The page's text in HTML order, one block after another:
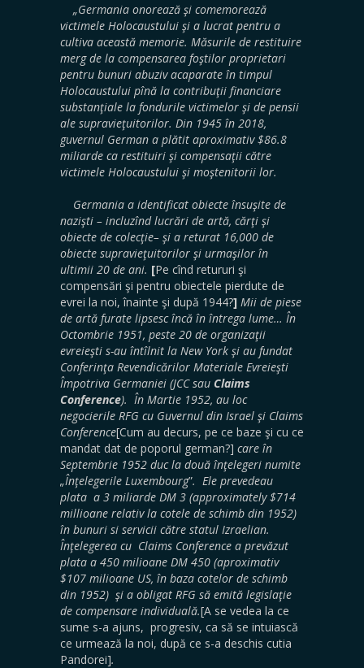
„Germania onorează şi comemorează
victimele Holocaustului şi a lucrat pentru a
cultiva această memorie. Măsurile de restituire
merg de la compensarea foştilor proprietari
pentru bunuri abuziv acaparate în timpul
Holocaustului pînă la contribuţii financiare
substanţiale la fondurile victimelor şi de pensii
ale supravieţuitorilor. Din 1945 în 2018,
guvernul German a plătit aproximativ $86.8
miliarde ca restituiri şi compensaţii către
victimele Holocaustului şi moştenitorii lor.
Germania a identificat obiecte însuşite de
nazişti – incluzînd lucrări de artă, cărţi şi
obiecte de colecţie– şi a returat 16,000 de
obiecte supravieţuitorilor şi urmaşilor în
ultimii 20 de ani. [Pe cînd retururi şi
compensări şi pentru obiectele pierdute de
evrei la noi, înainte şi după 1944?] Mii de piese
de artă furate lipsesc încă în întrega lume… În
Octombrie 1951, peste 20 de organizaţii
evreieşti s-au întîlnit la New York şi au fundat
Conferinţa Revendicărilor Materiale Evreieşti
Împotriva Germaniei (JCC sau Claims
Conference). În Martie 1952, au loc
negocierile RFG cu Guvernul din Israel şi Claims
Conference[Cum au decurs, pe ce baze şi cu ce
mandat dat de poporul german?] care în
Septembrie 1952 duc la două înţelegeri numite
„Înţelegerile Luxembourg”. Ele prevedeau
plata a 3 miliarde DM 3 (approximately $714
millioane relativ la cotele de schimb din 1952)
în bunuri si servicii către statul Izraelian.
Înţelegerea cu Claims Conference a prevăzut
plata a 450 milioane DM 450 (aproximativ
$107 milioane US, în baza cotelor de schimb
din 1952) şi a obligat RFG să emită legislaţie
de compensare individuală.[A se vedea la ce
sume s-a ajuns, progresiv, ca să se intuiască
ce urmează la noi, după ce s-a deschis cutia
Pandorei].